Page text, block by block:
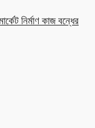
নির্মাণ কাজ বন্ধের